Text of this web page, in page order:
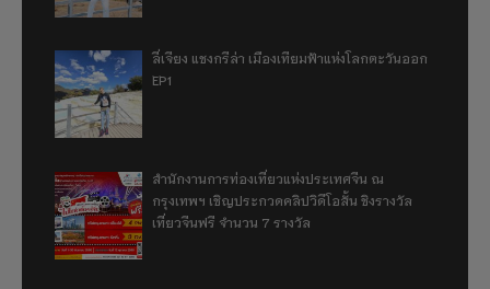
ลี่เจียง แชงกรีล่า เมืองเทียมฟ้าแห่งโลกตะวันออก
EP1
สำนักงานการท่องเที่ยวแห่งประเทศจีน ณ
กรุงเทพฯ เชิญประกวดคลิปวิดีโอสั้น ชิงรางวัล
เที่ยวจีนฟรี จำนวน 7 รางวัล